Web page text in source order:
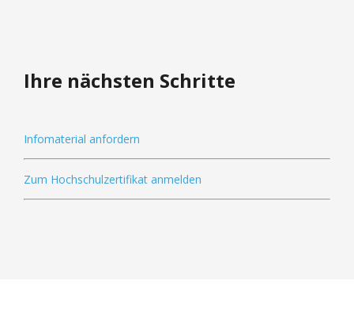
Ihre nächsten Schritte
Infomaterial anfordern
Zum Hochschulzertifikat anmelden